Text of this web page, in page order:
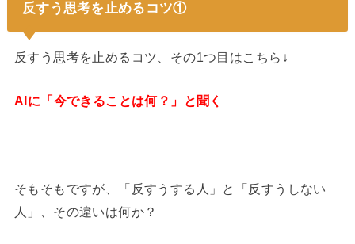
反すう思考を止めるコツ①
反すう思考を止めるコツ、その1つ目はこちら↓
AIに「今できることは何？」と聞く
そもそもですが、「反すうする人」と「反すうしない
人」、その違いは何か？